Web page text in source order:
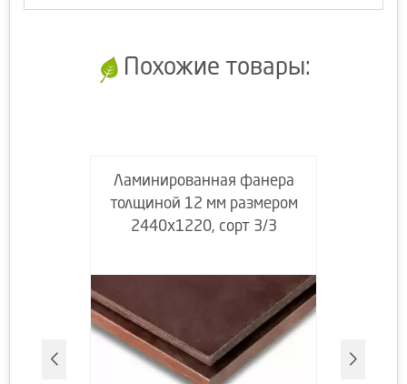
Похожие товары:
Ламинированная фанера
толщиной 12 мм размером
2440х1220, сорт 3/3